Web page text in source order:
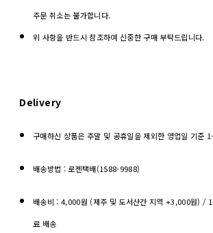
주문 취소는 불가합니다.
위 사항을 반드시 참조하여 신중한 구매 부탁드립니다.
Delivery
구매하신 상품은 주말 및 공휴일을 제외한 영업일 기준
배송방법 : 로젠택배(1588-9988)
배송비 : 4,000원 (제주 및 도서산간 지역 +3,000원) /
료 배송